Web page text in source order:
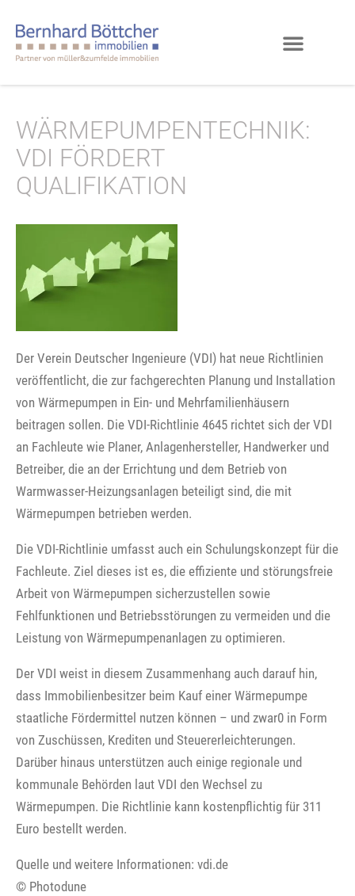
WÄRMEPUMPENTECHNIK:
VDI FÖRDERT
QUALIFIKATION
Der Verein Deutscher Ingenieure (VDI) hat neue Richtlinien
veröffentlicht, die zur fachgerechten Planung und Installation
von Wärmepumpen in Ein- und Mehrfamilienhäusern
beitragen sollen. Die VDI-Richtlinie 4645 richtet sich der VDI
an Fachleute wie Planer, Anlagenhersteller, Handwerker und
Betreiber, die an der Errichtung und dem Betrieb von
Warmwasser-Heizungsanlagen beteiligt sind, die mit
Wärmepumpen betrieben werden.
Die VDI-Richtlinie umfasst auch ein Schulungskonzept für die
Fachleute. Ziel dieses ist es, die effiziente und störungsfreie
Arbeit von Wärmepumpen sicherzustellen sowie
Fehlfunktionen und Betriebsstörungen zu vermeiden und die
Leistung von Wärmepumpenanlagen zu optimieren.
Der VDI weist in diesem Zusammenhang auch darauf hin,
dass Immobilienbesitzer beim Kauf einer Wärmepumpe
staatliche Fördermittel nutzen können – und zwar0 in Form
von Zuschüssen, Krediten und Steuererleichterungen.
Darüber hinaus unterstützen auch einige regionale und
kommunale Behörden laut VDI den Wechsel zu
Wärmepumpen. Die Richtlinie kann kostenpflichtig für 311
Euro bestellt werden.
Quelle und weitere Informationen: vdi.de
© Photodune